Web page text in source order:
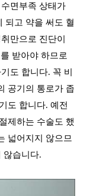
면부족 상태가
되고 약을 써도 혈
만으로 진단이
받아야 하므로
도 합니다. 꼭 비
공기의 통로가 좁
도 합니다. 예전
제하는 수술도 했
넓어지지 않으므
않습니다.